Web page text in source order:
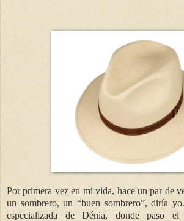
Por primera vez en mi vida, hace un par de
un sombrero, un “buen sombrero”, diría
especializada de Dénia, donde paso